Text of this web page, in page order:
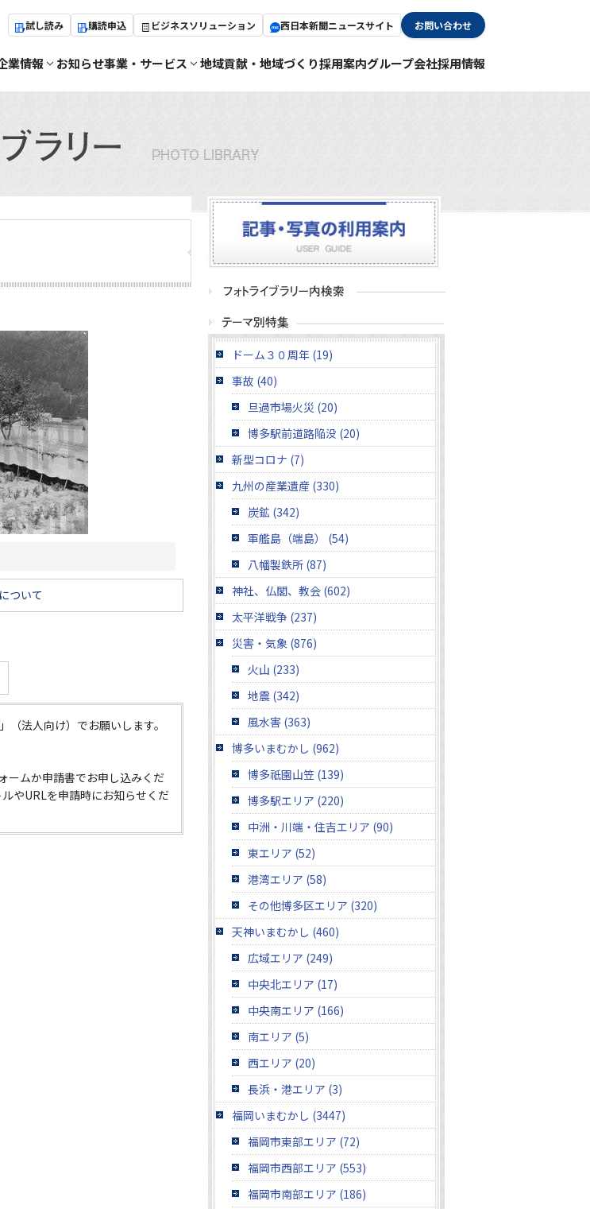
試し読み 購読申込 ビジネスソリューション 西日本新聞ニュースサイト お問い合わせ
業情報 お知らせ事業・サービス 地域貢献・地域づくり採用案内グループ会社採用情報
ついて
法人向け）でお願いします。
ームか申請書でお申し込みくだ
やURLを申請時にお知らせくだ
ドーム３０周年 (19)
事故 (40)
旦過市場火災 (20)
博多駅前道路陥没 (20)
新型コロナ (7)
九州の産業遺産 (330)
炭鉱 (342)
軍艦島（端島） (54)
八幡製鉄所 (87)
神社、仏閣、教会 (602)
太平洋戦争 (237)
災害・気象 (876)
火山 (233)
地震 (342)
風水害 (363)
博多いまむかし (962)
博多祇園山笠 (139)
博多駅エリア (220)
中洲・川端・住吉エリア (90)
東エリア (52)
港湾エリア (58)
その他博多区エリア (320)
天神いまむかし (460)
広域エリア (249)
中央北エリア (17)
中央南エリア (166)
南エリア (5)
西エリア (20)
長浜・港エリア (3)
福岡いまむかし (3447)
福岡市東部エリア (72)
福岡市西部エリア (553)
福岡市南部エリア (186)